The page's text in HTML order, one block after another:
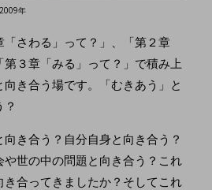
年
さわる」って？」、「第２章
第３章「みる」って？」で積み上
き合う場です。「むきあう」と
き合う？自分自身と向き合う？
世の中の問題と向き合う？これ
き合ってきましたか？そしてこれ